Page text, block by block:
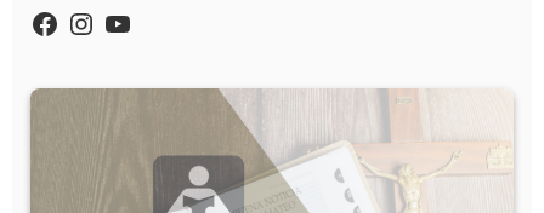
https://www.facebook.com/
Instagram
YouTube